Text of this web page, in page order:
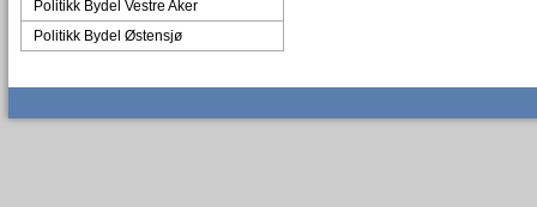
Politikk Bydel Vestre Aker
Politikk Bydel Østensjø